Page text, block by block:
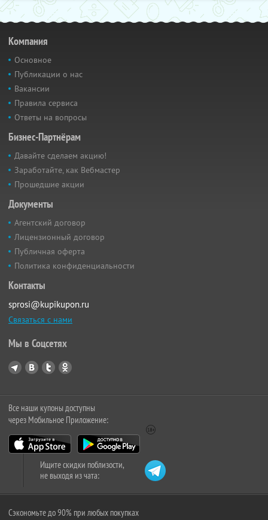
Компания
Основное
Публикации о нас
Вакансии
Правила сервиса
Ответы на вопросы
Бизнес-Партнёрам
Давайте сделаем акцию!
Заработайте, как Вебмастер
Прошедшие акции
Документы
Агентский договор
Лицензионный договор
Публичная оферта
Политика конфиденциальности
Контакты
sprosi@kupikupon.ru
Связаться с нами
Мы в Соцсетях
Все наши купоны доступны
через Мобильное Приложение:
Ищите скидки поблизости,
не выходя из чата:
Сэкономьте до 90% при любых покупках